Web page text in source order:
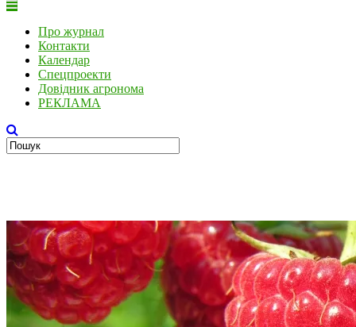
Про журнал
Контакти
Календар
Спецпроекти
Довідник агронома
РЕКЛАМА